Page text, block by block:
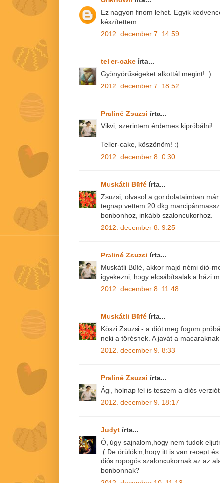
Ez nagyon finom lehet. Egyik
készítettem.
2012. december 7. 14:59
teller-cake írta...
Gyönyörűségeket alkottál megint! :)
2012. december 7. 18:52
Praliné Zsuzsi írta...
Vikvi, szerintem érdemes kipróbálni!
Teller-cake, köszönöm! :)
2012. december 8. 0:30
Muskátli Büfé írta...
Zsuzsi, olvasol a gondolataimban
tegnap vettem 20 dkg
bonbonhoz, inkább szaloncukorhoz.
2012. december 8. 9:25
Praliné Zsuzsi írta...
Muskátli Büfé, akkor majd némi dió-
igyekezni, hogy elcsábítsalak a házi
2012. december 8. 11:48
Muskátli Büfé írta...
Köszi Zsuzsi - a diót meg fogom
neki a törésnek. A javát a
2012. december 9. 8:33
Praliné Zsuzsi írta...
Ági, holnap fel is teszem a diós
2012. december 9. 18:17
Judyt írta...
Ó, úgy sajnálom,hogy nem tudok
:( De örülökm,hogy itt is van recept
diós ropogós szaloncukornak az az
bonbonnak?